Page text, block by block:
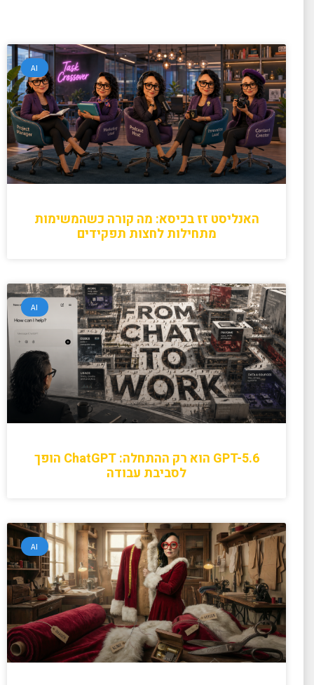
AI
האנליסט זז בכיסא: מה קורה כשהמשימות
מתחילות לחצות תפקידים
AI
GPT-5.6 הוא רק ההתחלה: ChatGPT הופך
לסביבת עבודה
AI